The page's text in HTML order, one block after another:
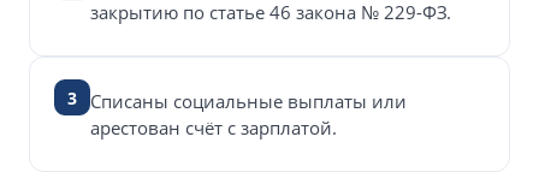
закрытию по статье 46 закона № 229-ФЗ.
3
Списаны социальные выплаты или
арестован счёт с зарплатой.